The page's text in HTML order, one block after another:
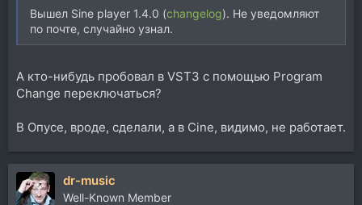
Вышел Sine player 1.4.0 (changelog). Не уведомляют
по почте, случайно узнал.
А кто-нибудь пробовал в VST3 с помощью Program
Change переключаться?
В Опусе, вроде, сделали, а в Cine, видимо, не работает.
dr-music
Well-Known Member